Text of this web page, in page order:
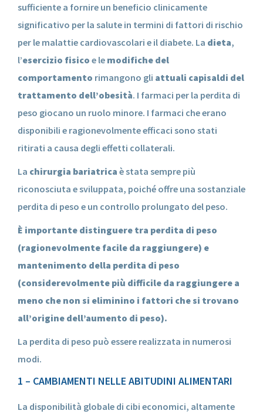
sufficiente a fornire un beneficio clinicamente
significativo per la salute in termini di fattori di rischio
per le malattie cardiovascolari e il diabete. La dieta,
l’esercizio fisico e le modifiche del
comportamento rimangono gli attuali capisaldi del
trattamento dell’obesità. I farmaci per la perdita di
peso giocano un ruolo minore. I farmaci che erano
disponibili e ragionevolmente efficaci sono stati
ritirati a causa degli effetti collaterali.
La chirurgia bariatrica è stata sempre più
riconosciuta e sviluppata, poiché offre una sostanziale
perdita di peso e un controllo prolungato del peso.
È importante distinguere tra perdita di peso
(ragionevolmente facile da raggiungere) e
mantenimento della perdita di peso
(considerevolmente più difficile da raggiungere a
meno che non si eliminino i fattori che si trovano
all’origine dell’aumento di peso).
La perdita di peso può essere realizzata in numerosi
modi.
1 – CAMBIAMENTI NELLE ABITUDINI ALIMENTARI
La disponibilità globale di cibi economici, altamente